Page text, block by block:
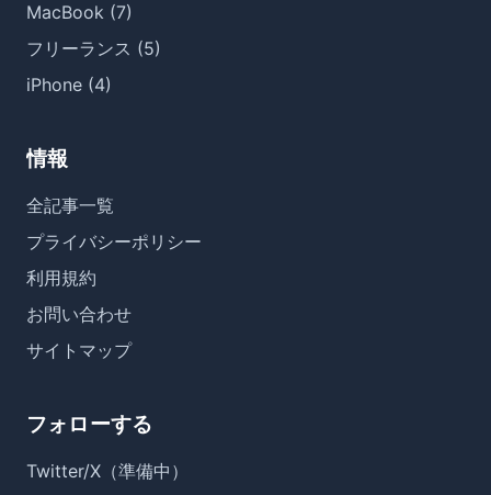
MacBook (7)
フリーランス (5)
iPhone (4)
情報
全記事一覧
プライバシーポリシー
利用規約
お問い合わせ
サイトマップ
フォローする
Twitter/X（準備中）